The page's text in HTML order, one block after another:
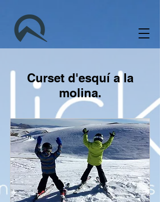
Curset d'esquí a la
molina.